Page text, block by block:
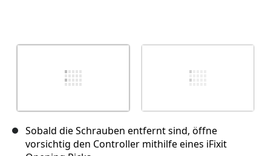
Sobald die Schrauben entfernt sind, öffne
vorsichtig den Controller mithilfe eines iFixit